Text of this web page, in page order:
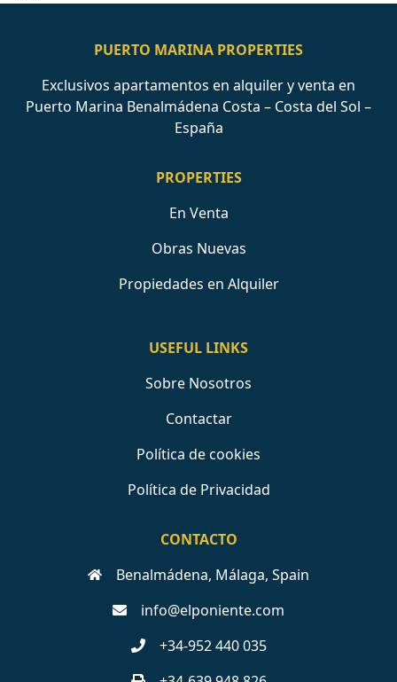
PUERTO MARINA PROPERTIES
Exclusivos apartamentos en alquiler y venta en
Puerto Marina Benalmádena Costa – Costa del Sol –
España
PROPERTIES
En Venta
Obras Nuevas
Propiedades en Alquiler
USEFUL LINKS
Sobre Nosotros
Contactar
Política de cookies
Política de Privacidad
CONTACTO
Benalmádena, Málaga, Spain
info@elponiente.com
+34-952 440 035